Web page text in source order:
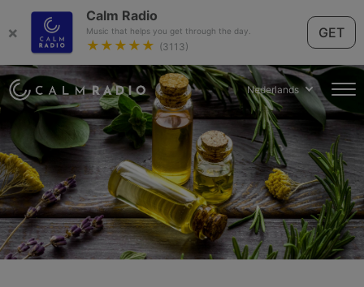
×
Calm Radio
Music that helps you get through the day.
★★★★★ (3113)
GET
Nederlands